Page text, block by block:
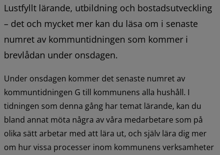
Lustfyllt lärande, utbildning och bostadsutveckling
– det och mycket mer kan du läsa om i senaste
numret av kommuntidningen som kommer i
brevlådan under onsdagen.
Under onsdagen kommer det senaste numret av
kommuntidningen G till kommunens alla hushåll. I
tidningen som denna gång har temat lärande, kan du
bland annat möta några av våra medarbetare som på
olika sätt arbetar med att lära ut, och själv lära dig mer
om hur vissa processer inom kommunens verksamheter